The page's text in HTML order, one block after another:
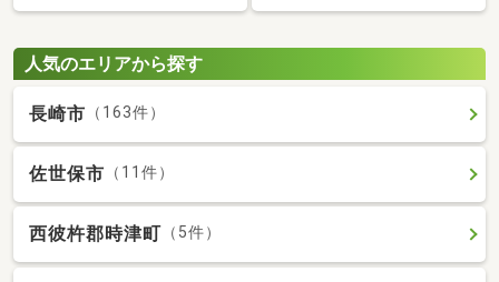
人気のエリアから探す
長崎市 （163件）
佐世保市 （11件）
西彼杵郡時津町 （5件）